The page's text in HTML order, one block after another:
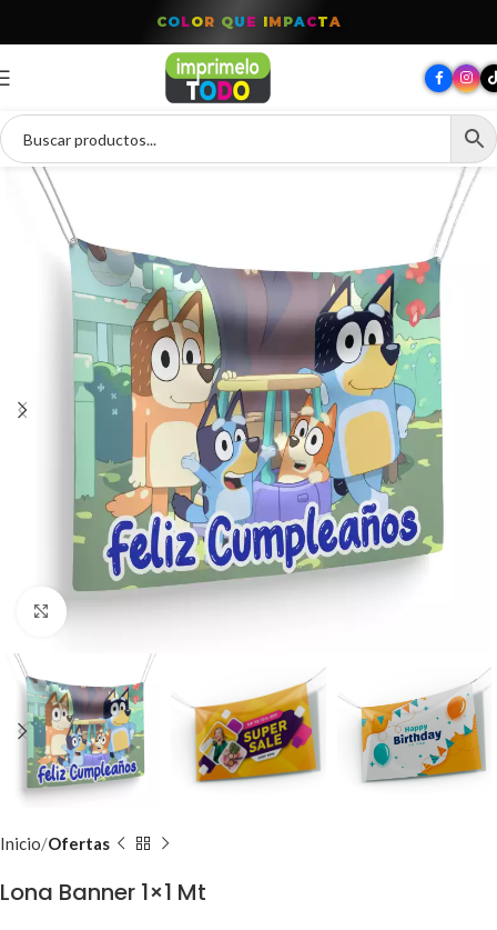
TODO P ARA TU MARCA
Clic para ampliar
Inicio Ofertas
Lona Banner 1×1 Mt